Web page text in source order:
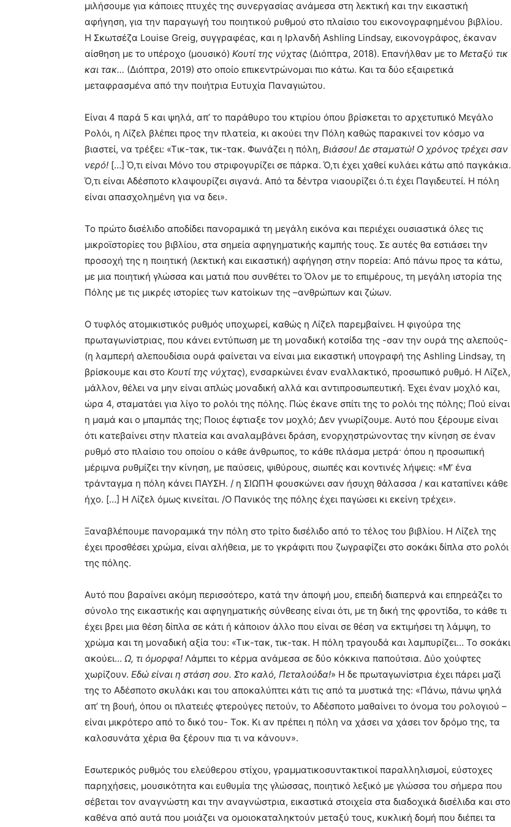
μιλήσουμε για κάποιες πτυχές της συνεργασίας ανάμεσα στη λεκτική και την εικαστική
αφήγηση, για την παραγωγή του ποιητικού ρυθμού στο πλαίσιο του εικονογραφημένου βιβλίου.
Η Σκωτσέζα Louise Greig, συγγραφέας, και η Ιρλανδή Ashling Lindsay, εικονογράφος, έκαναν
αίσθηση με το υπέροχο (μουσικό) Κουτί της νύχτας (Διόπτρα, 2018). Επανήλθαν με το Μεταξύ τικ
και τακ… (Διόπτρα, 2019) στο οποίο επικεντρώνομαι πιο κάτω. Και τα δύο εξαιρετικά
μεταφρασμένα από την ποιήτρια Ευτυχία Παναγιώτου.
Είναι 4 παρά 5 και ψηλά, απ’ το παράθυρο του κτιρίου όπου βρίσκεται το αρχετυπικό Μεγάλο
Ρολόι, η Λίζελ βλέπει προς την πλατεία, κι ακούει την Πόλη καθώς παρακινεί τον κόσμο να
βιαστεί, να τρέξει: «Τικ-τακ, τικ-τακ. Φωνάζει η πόλη, Βιάσου! Δε σταματώ! Ο χρόνος τρέχει σαν
νερό! […] Ό,τι είναι Μόνο του στριφογυρίζει σε πάρκα. Ό,τι έχει χαθεί κυλάει κάτω από παγκάκια.
Ό,τι είναι Αδέσποτο κλαψουρίζει σιγανά. Από τα δέντρα νιαουρίζει ό.τι έχει Παγιδευτεί. Η πόλη
είναι απασχολημένη για να δει».
Το πρώτο δισέλιδο αποδίδει πανοραμικά τη μεγάλη εικόνα και περιέχει ουσιαστικά όλες τις
μικροϊστορίες του βιβλίου, στα σημεία αφηγηματικής καμπής τους. Σε αυτές θα εστιάσει την
προσοχή της η ποιητική (λεκτική και εικαστική) αφήγηση στην πορεία: Από πάνω προς τα κάτω,
με μια ποιητική γλώσσα και ματιά που συνθέτει το Όλον με το επιμέρους, τη μεγάλη ιστορία της
Πόλης με τις μικρές ιστορίες των κατοίκων της –ανθρώπων και ζώων.
Ο τυφλός ατομικιστικός ρυθμός υποχωρεί, καθώς η Λίζελ παρεμβαίνει. Η φιγούρα της
πρωταγωνίστριας, που κάνει εντύπωση με τη μοναδική κοτσίδα της -σαν την ουρά της αλεπούς-
(η λαμπερή αλεπουδίσια ουρά φαίνεται να είναι μια εικαστική υπογραφή της Ashling Lindsay, τη
βρίσκουμε και στο Κουτί της νύχτας), ενσαρκώνει έναν εναλλακτικό, προσωπικό ρυθμό. Η Λίζελ,
μάλλον, θέλει να μην είναι απλώς μοναδική αλλά και αντιπροσωπευτική. Έχει έναν μοχλό και,
ώρα 4, σταματάει για λίγο το ρολόι της πόλης. Πώς έκανε σπίτι της το ρολόι της πόλης; Πού είναι
η μαμά και ο μπαμπάς της; Ποιος έφτιαξε τον μοχλό; Δεν γνωρίζουμε. Αυτό που ξέρουμε είναι
ότι κατεβαίνει στην πλατεία και αναλαμβάνει δράση, ενορχηστρώνοντας την κίνηση σε έναν
ρυθμό στο πλαίσιο του οποίου ο κάθε άνθρωπος, το κάθε πλάσμα μετρά· όπου η προσωπική
μέριμνα ρυθμίζει την κίνηση, με παύσεις, ψιθύρους, σιωπές και κοντινές λήψεις: «Μ’ ένα
τράνταγμα η πόλη κάνει ΠΑΥΣΗ. / η ΣΙΩΠΉ φουσκώνει σαν ήσυχη θάλασσα / και καταπίνει κάθε
ήχο. […] Η Λίζελ όμως κινείται. /Ο Πανικός της πόλης έχει παγώσει κι εκείνη τρέχει».
Ξαναβλέπουμε πανοραμικά την πόλη στο τρίτο δισέλιδο από το τέλος του βιβλίου. Η Λίζελ της
έχει προσθέσει χρώμα, είναι αλήθεια, με το γκράφιτι που ζωγραφίζει στο σοκάκι δίπλα στο ρολόι
της πόλης.
Αυτό που βαραίνει ακόμη περισσότερο, κατά την άποψή μου, επειδή διαπερνά και επηρεάζει το
σύνολο της εικαστικής και αφηγηματικής σύνθεσης είναι ότι, με τη δική της φροντίδα, το κάθε τι
έχει βρει μια θέση δίπλα σε κάτι ή κάποιον άλλο που είναι σε θέση να εκτιμήσει τη λάμψη, το
χρώμα και τη μοναδική αξία του: «Τικ-τακ, τικ-τακ. Η πόλη τραγουδά και λαμπυρίζει… Το σοκάκι
ακούει… Ω, τι όμορφα! Λάμπει το κέρμα ανάμεσα σε δύο κόκκινα παπούτσια. Δύο χούφτες
χωρίζουν. Εδώ είναι η στάση σου. Στο καλό, Πεταλούδα!» Η δε πρωταγωνίστρια έχει πάρει μαζί
της το Αδέσποτο σκυλάκι και του αποκαλύπτει κάτι τις από τα μυστικά της: «Πάνω, πάνω ψηλά
απ’ τη βουή, όπου οι πλατειές φτερούγες πετούν, το Αδέσποτο μαθαίνει το όνομα του ρολογιού –
είναι μικρότερο από το δικό του- Τοκ. Κι αν πρέπει η πόλη να χάσει να χάσει τον δρόμο της, τα
καλοσυνάτα χέρια θα ξέρουν πια τι να κάνουν».
Εσωτερικός ρυθμός του ελεύθερου στίχου, γραμματικοσυντακτικοί παραλληλισμοί, εύστοχες
παρηχήσεις, μουσικότητα και ευθυμία της γλώσσας, ποιητικό λεξικό με γλώσσα του σήμερα που
σέβεται τον αναγνώστη και την αναγνώστρια, εικαστικά στοιχεία στα διαδοχικά δισέλιδα και στο
καθένα από αυτά που μοιάζει να ομοιοκαταληκτούν μεταξύ τους, κυκλική δομή που διέπει τα